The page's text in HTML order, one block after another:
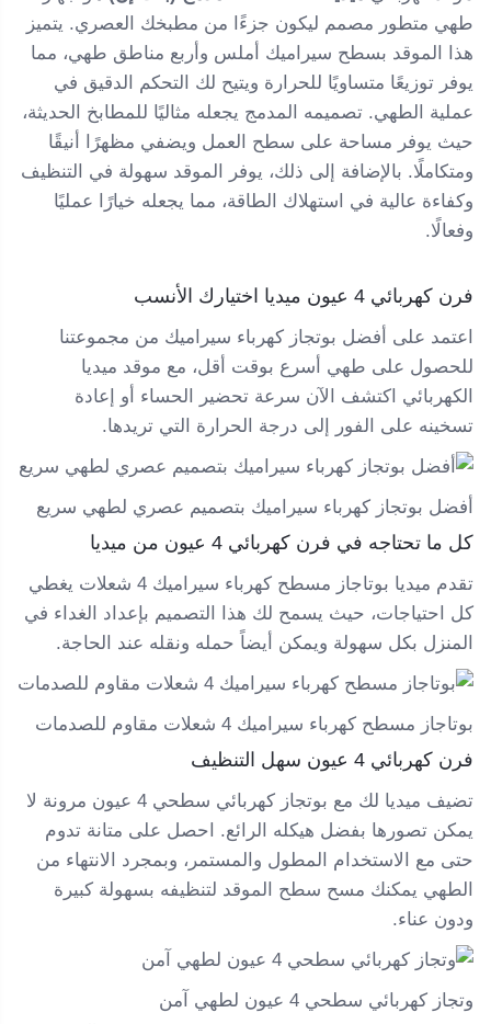
طهي متطور مصمم ليكون جزءًا من مطبخك العصري. يتميز
هذا الموقد بسطح سيراميك أملس وأربع مناطق طهي، مما
يوفر توزيعًا متساويًا للحرارة ويتيح لك التحكم الدقيق في
عملية الطهي. تصميمه المدمج يجعله مثاليًا للمطابخ الحديثة،
حيث يوفر مساحة على سطح العمل ويضفي مظهرًا أنيقًا
ومتكاملًا. بالإضافة إلى ذلك، يوفر الموقد سهولة في التنظيف
وكفاءة عالية في استهلاك الطاقة، مما يجعله خيارًا عمليًا
وفعالًا.
فرن كهربائي 4 عيون ميديا اختيارك الأنسب
اعتمد على أفضل بوتجاز كهرباء سيراميك من مجموعتنا
للحصول على طهي أسرع بوقت أقل، مع موقد ميديا ​​
الكهربائي اكتشف الآن سرعة تحضير الحساء أو إعادة
تسخينه على الفور إلى درجة الحرارة التي تريدها.
أفضل بوتجاز كهرباء سيراميك بتصميم عصري لطهي سريع
كل ما تحتاجه في فرن كهربائي 4 عيون من ميديا
تقدم ميديا بوتاجاز مسطح كهرباء سيراميك 4 شعلات يغطي
كل احتياجات، حيث يسمح لك هذا التصميم بإعداد الغداء في
المنزل بكل سهولة ويمكن أيضاً حمله ونقله عند الحاجة.
بوتاجاز مسطح كهرباء سيراميك 4 شعلات مقاوم للصدمات
فرن كهربائي 4 عيون سهل التنظيف
تضيف ميديا لك مع بوتجاز كهربائي سطحي 4 عيون ​​مرونة لا
يمكن تصورها بفضل هيكله الرائع. احصل على متانة تدوم
حتى مع الاستخدام المطول والمستمر، وبمجرد الانتهاء من
الطهي يمكنك مسح سطح الموقد لتنظيفه بسهولة كبيرة
ودون عناء.
وتجاز كهربائي سطحي 4 عيون لطهي آمن